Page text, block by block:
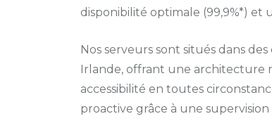
disponibilité optimale (99,9%*) et
Nos serveurs sont situés dans
Irlande, offrant une architecture
accessibilité en toutes
proactive grâce à une